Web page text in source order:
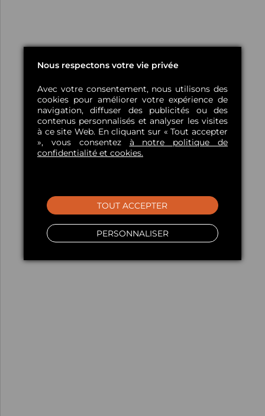
Nous respectons votre vie privée
Avec votre consentement, nous utilisons des
cookies pour améliorer votre expérience de
navigation, diffuser des publicités ou des
contenus personnalisés et analyser les visites
à ce site Web. En cliquant sur « Tout accepter
», vous consentez à notre politique de
confidentialité et cookies.
PERSONNALISER
TOUT ACCEPTER